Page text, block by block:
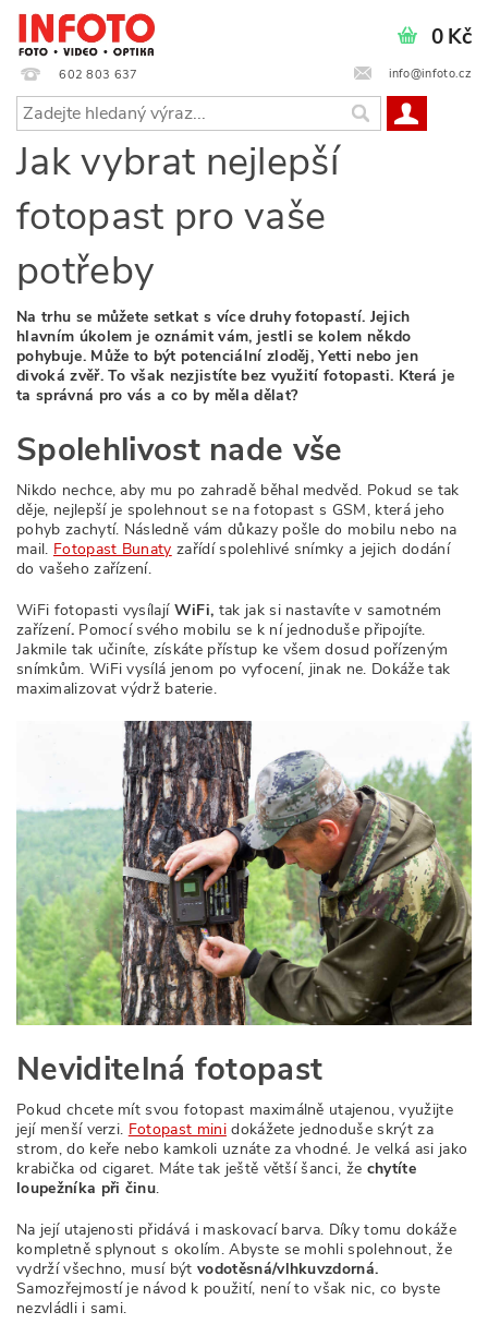
602 803 637 info@infoto.cz
0 Kč
Jak vybrat nejlepší
fotopast pro vaše
potřeby
Na trhu se můžete setkat s více druhy fotopastí. Jejich
hlavním úkolem je oznámit vám, jestli se kolem někdo
pohybuje. Může to být potenciální zloděj, Yetti nebo jen
divoká zvěř. To však nezjistíte bez využití fotopasti. Která je
ta správná pro vás a co by měla dělat?
Spolehlivost nade vše
Nikdo nechce, aby mu po zahradě běhal medvěd. Pokud se tak
děje, nejlepší je spolehnout se na fotopast s GSM, která jeho
pohyb zachytí. Následně vám důkazy pošle do mobilu nebo na
mail. Fotopast Bunaty zařídí spolehlivé snímky a jejich dodání
do vašeho zařízení.
WiFi fotopasti vysílajíWiFi, tak jak si nastavíte v samotném
zařízení. Pomocí svého mobilu se k ní jednoduše připojíte.
Jakmile tak učiníte, získáte přístup ke všem dosud pořízeným
snímkům. WiFi vysílá jenom po vyfocení, jinak ne. Dokáže tak
maximalizovat výdrž baterie.
Neviditelná fotopast
Pokud chcete mít svou fotopast maximálně utajenou, využijte
její menší verzi. Fotopast minidokážete jednoduše skrýt za
strom, do keře nebo kamkoli uznáte za vhodné. Je velká asi jako
krabička od cigaret. Máte tak ještě větší šanci, že chytíte
loupežníka při činu.
Na její utajenosti přidává i maskovací barva. Díky tomu dokáže
kompletně splynout s okolím. Abyste se mohli spolehnout, že
vydrží všechno, musí býtvodotěsná/vlhkuvzdorná.
Samozřejmostí je návod k použití, není to však nic, co byste
nezvládli i sami.